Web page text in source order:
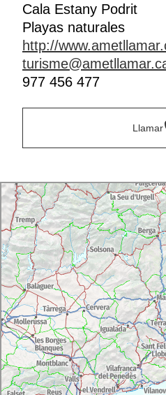
Cala Estany Podrit
Playas naturales
http://
977 456 477
Llamar